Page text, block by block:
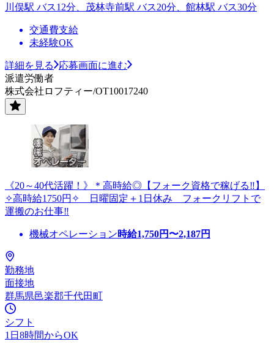
川俣駅 バス12分、茂林寺前駅 バス20分、館林駅 バス30分
交通費支給
未経験OK
詳細を見る
応募画面に進む
派遣労働者
株式会社ロフティー/OT10017240
《20～40代活躍！》＊高時給◎【フォーク資格で稼げる‼】
✧高時給1750円✧ 日曜固定＋1日休み フォークリフトで
運搬のお仕事‼
機械オペレーション時給1,750円〜2,187円
勤務地
面接地
群馬県邑楽郡千代田町
シフト
1日8時間からOK